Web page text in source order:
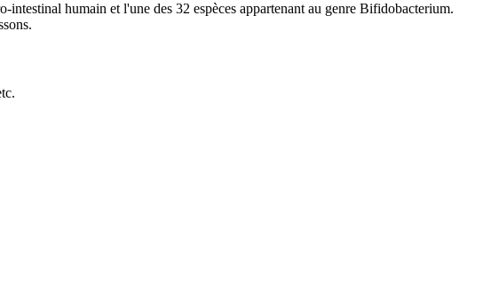
humain et l'une des 32 espèces appartenant au genre Bifidobacterium.